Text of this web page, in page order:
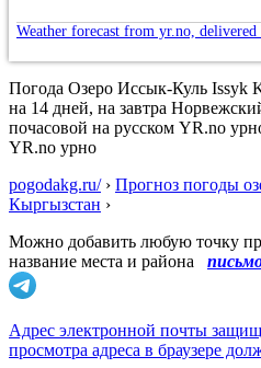
Weather forecast from yr.no,
Погода Озеро Иссык-Куль Issyk
на 14 дней, на завтра
почасовой на русском YR.no
YR.no урно
pogodakg.ru/› Прогноз погоды
Кыргызстан ›
Можно добавить любую точку
название места и района
Адрес электронной почты
просмотра адреса в браузере